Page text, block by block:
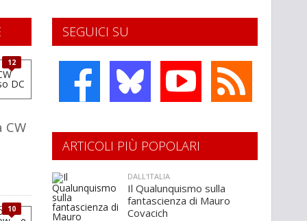
SEGUICI SU
12
CW
10
ARTICOLI PIÙ POPOLARI
DALL'ITALIA
Il Qualunquismo sulla
fantascienza di Mauro
Covacich